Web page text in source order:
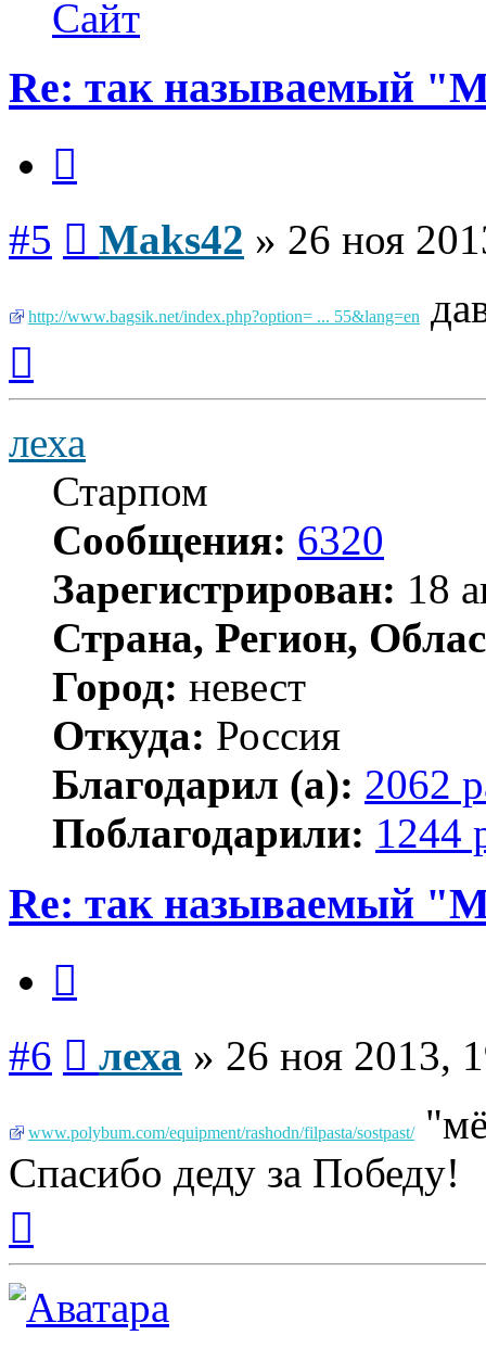
Сайт
Re: так называемый
#5 Maks42 » 26 ноя
http://www.bagsik.net/index.php?option= ... 55&lang=en
началу
леха
Старпом
Сообщения: 6320
Зарегистрирован: 18
Страна, Регион,
Город: невест
Откуда: Россия
Благодарил (а): 2062
Поблагодарили: 1244
Re: так называемый
#6 леха » 26 ноя 2013,
www.polybum.com/equipment/rashodn/filpasta/sostpast/
Спасибо деду за Победу!
началу